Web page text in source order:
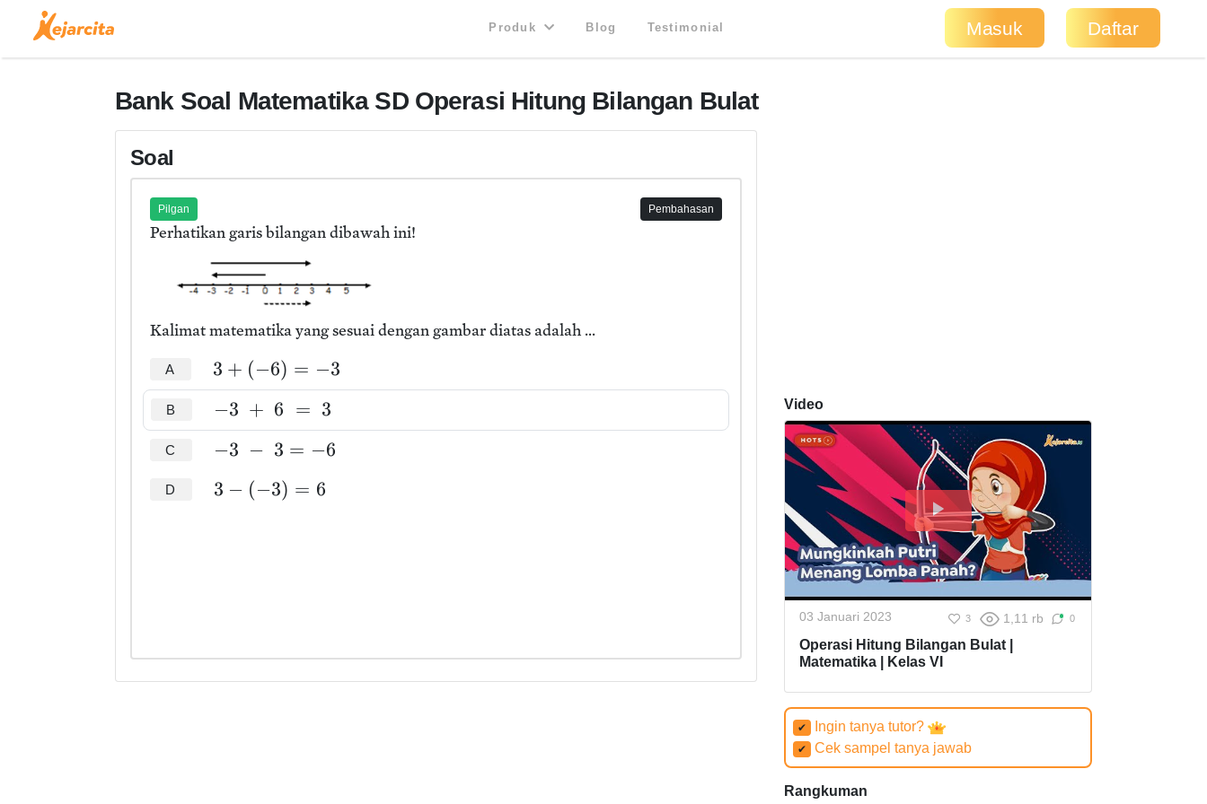
Produk Blog Testimonial Masuk Daftar
Bank Soal Matematika SD Operasi Hitung Bilangan Bulat
Soal
Pilgan Pembahasan
Perhatikan garis bilangan dibawah ini!
Kalimat matematika yang sesuai dengan gambar diatas adalah ...
A 3 + (−6) = −3
B −3 + 6 = 3
C −3 − 3 = −6
D 3 − (−3) = 6
Video
03 Januari 2023 3 1,11 rb 0
Operasi Hitung Bilangan Bulat |
Matematika | Kelas VI
✔ Ingin tanya tutor?
✔ Cek sampel tanya jawab
Rangkuman